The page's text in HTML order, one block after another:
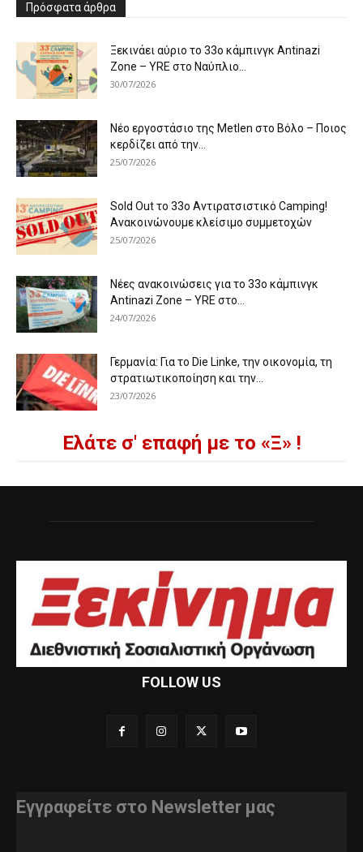
Πρόσφατα άρθρα
Ξεκινάει αύριο το 33ο κάμπινγκ Antinazi
Zone – YRE στο Ναύπλιο...
30/07/2026
Νέο εργοστάσιο της Metlen στο Βόλο – Ποιος
κερδίζει από την...
25/07/2026
Sold Out το 33ο Αντιρατσιστικό Camping!
Ανακοινώνουμε κλείσιμο συμμετοχών
25/07/2026
Νέες ανακοινώσεις για το 33ο κάμπινγκ
Antinazi Zone – YRE στο...
24/07/2026
Γερμανία: Για το Die Linke, την οικονομία, τη
στρατιωτικοποίηση και την...
23/07/2026
Ελάτε σ' επαφή με το «Ξ» !
FOLLOW US
Εγγραφείτε στο Newsletter μας